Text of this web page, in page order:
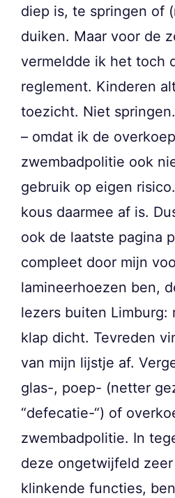
diep is, te springen of
duiken. Maar voor de
vermeldde ik het toch
reglement. Kinderen
toezicht. Niet
– omdat ik de
zwembadpolitie ook
gebruik op eigen
kous daarmee af is.
ook de laatste pagina
compleet door mijn
lamineerhoezen ben,
lezers buiten Limburg:
klap dicht. Tevreden
van mijn lijstje af.
glas-, poep- (netter
“defecatie-“) of
zwembadpolitie. In
deze ongetwijfeld
klinkende functies,